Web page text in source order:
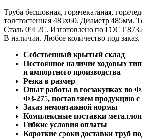
Труба бесшовная, горячекатаная,
толстостенная 485х60. Диаметр 485мм.
Сталь 09Г2С. Изготовлено по ГОСТ
В наличии. Любое количество под заказ.
Собственный крытый склад
Постоянное наличие ходовых
и импортного производства
Резка в размер
Опыт работы в госзакупках по
ФЗ-275, поставляем продукцию
Заказ немонтажной нормы
Комплексные поставки
Гибкие условия оплаты
Короткие сроки доставки труб